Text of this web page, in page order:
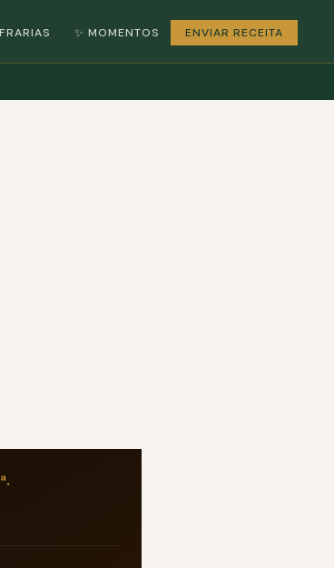
✨ MOMENTOS ENVIAR RECEITA